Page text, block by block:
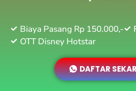
Biaya Pasang Rp 150.000,-
OTT Disney Hotstar
DAFTAR